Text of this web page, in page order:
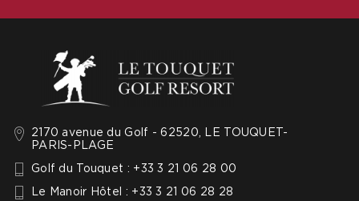
2170 avenue du Golf - 62520, LE TOUQUET-
PARIS-PLAGE
Golf du Touquet : +33 3 21 06 28 00
Le Manoir Hôtel : +33 3 21 06 28 28